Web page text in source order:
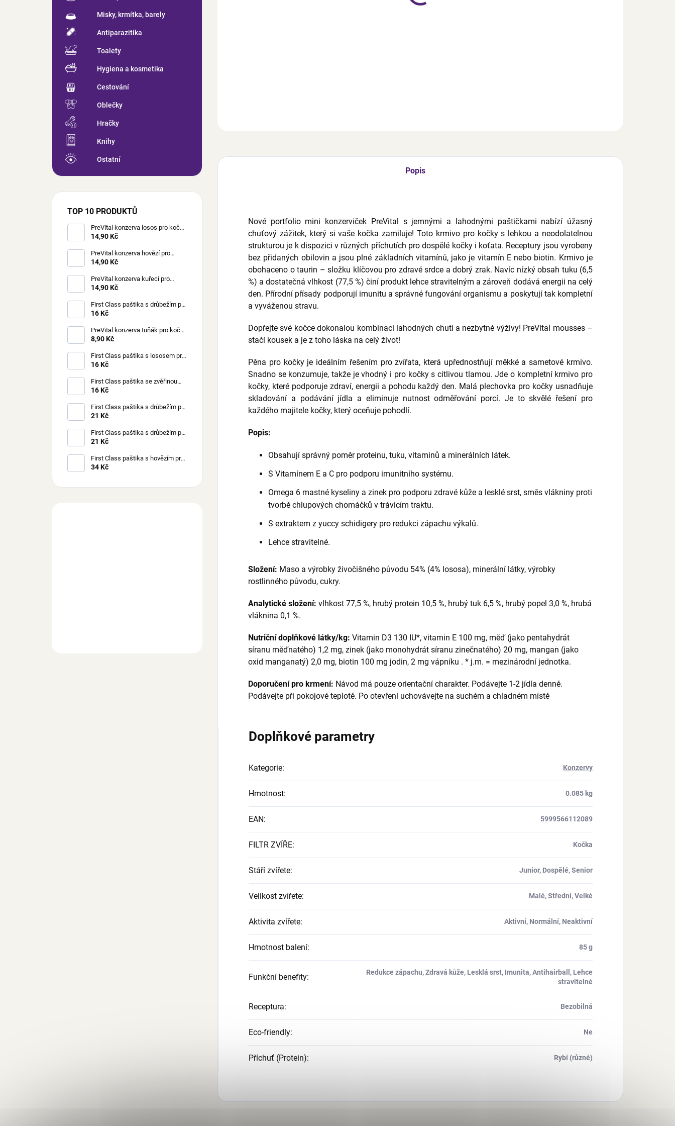
Misky, krmítka, barely
Antiparazitika
Toalety
Hygiena a kosmetika
Cestování
Oblečky
Hračky
Knihy
Ostatní
TOP 10 PRODUKTŮ
PreVital konzerva losos pro kočky
85 g
14,90 Kč
PreVital konzerva hovězí pro
kočky 85 g
14,90 Kč
PreVital konzerva kuřecí pro
kočky 85 g
14,90 Kč
First Class paštika s drůbežím pro
kočky 100 g
16 Kč
PreVital konzerva tuňák pro kočky
85 g
8,90 Kč
First Class paštika s lososem pro
kočky 100 g
16 Kč
First Class paštika se zvěřinou
pro kočky 100 g
16 Kč
First Class paštika s drůbežím pro
štěňata 150 g
21 Kč
First Class paštika s drůbežím pro
psy 150 g
21 Kč
First Class paštika s hovězím pro
psy 300 g
34 Kč
Popis
Nové portfolio mini konzerviček PreVital s jemnými a lahodnými paštičkami nabízí úžasný
chuťový zážitek, který si vaše kočka zamiluje! Toto krmivo pro kočky s lehkou a neodolatelnou
strukturou je k dispozici v různých příchutích pro dospělé kočky i koťata. Receptury jsou vyrobeny
bez přidaných obilovin a jsou plné základních vitamínů, jako je vitamín E nebo biotin. Krmivo je
obohaceno o taurin – složku klíčovou pro zdravé srdce a dobrý zrak. Navíc nízký obsah tuku (6,5
%) a dostatečná vlhkost (77,5 %) činí produkt lehce stravitelným a zároveň dodává energii na celý
den. Přírodní přísady podporují imunitu a správné fungování organismu a poskytují tak kompletní
a vyváženou stravu.
Dopřejte své kočce dokonalou kombinaci lahodných chutí a nezbytné výživy! PreVital mousses –
stačí kousek a je z toho láska na celý život!
Pěna pro kočky je ideálním řešením pro zvířata, která upřednostňují měkké a sametové krmivo.
Snadno se konzumuje, takže je vhodný i pro kočky s citlivou tlamou. Jde o kompletní krmivo pro
kočky, které podporuje zdraví, energii a pohodu každý den. Malá plechovka pro kočky usnadňuje
skladování a podávání jídla a eliminuje nutnost odměřování porcí. Je to skvělé řešení pro
každého majitele kočky, který oceňuje pohodlí.
Popis:
Obsahují správný poměr proteinu, tuku, vitaminů a minerálních látek.
S Vitamínem E a C pro podporu imunitního systému.
Omega 6 mastné kyseliny a zinek pro podporu zdravé kůže a lesklé srst, směs vlákniny proti
tvorbě chlupových chomáčků v trávicím traktu.
S extraktem z yuccy schidigery pro redukci zápachu výkalů.
Lehce stravitelné.
Složení: Maso a výrobky živočišného původu 54% (4% lososa), minerální látky, výrobky
rostlinného původu, cukry.
Analytické složení: vlhkost 77,5 %, hrubý protein 10,5 %, hrubý tuk 6,5 %, hrubý popel 3,0 %, hrubá
vláknina 0,1 %.
Nutriční doplňkové látky/kg: Vitamin D3 130 IU*, vitamin E 100 mg, měď (jako pentahydrát
síranu měďnatého) 1,2 mg, zinek (jako monohydrát síranu zinečnatého) 20 mg, mangan (jako
oxid manganatý) 2,0 mg, biotin 100 mg jodin, 2 mg vápníku . * j.m. = mezinárodní jednotka.
Doporučení pro krmení: Návod má pouze orientační charakter. Podávejte 1-2 jídla denně.
Podávejte při pokojové teplotě. Po otevření uchovávejte na suchém a chladném místě
Doplňkové parametry
Kategorie: Konzervy
Hmotnost: 0.085 kg
EAN: 5999566112089
FILTR ZVÍŘE: Kočka
Stáří zvířete: Junior, Dospělé, Senior
Velikost zvířete: Malé, Střední, Velké
Aktivita zvířete: Aktivní, Normální, Neaktivní
Hmotnost balení: 85 g
Funkční benefity:
Redukce zápachu, Zdravá kůže, Lesklá srst, Imunita, Antihairball, Lehce
stravitelné
Receptura: Bezobilná
Eco-friendly: Ne
Příchuť (Protein): Rybí (různé)